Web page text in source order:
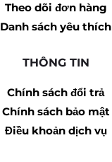
Theo dõi đơn hàng
Danh sách yêu thích
THÔNG TIN
Chính sách đổi trả
Chính sách bảo mật
Điều khoản dịch vụ